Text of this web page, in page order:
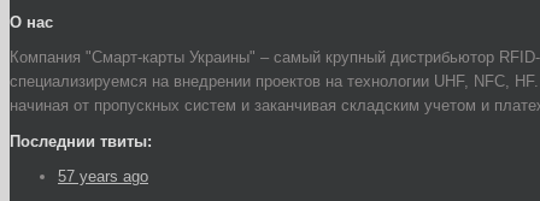
О нас
Компания "Смарт-карты Украины" – самый крупный дистрибьютор
специализируемся на внедрении проектов на технологии UHF, NFC,
начиная от пропускных систем и заканчивая складским учетом и
Последнии твиты:
57 years ago